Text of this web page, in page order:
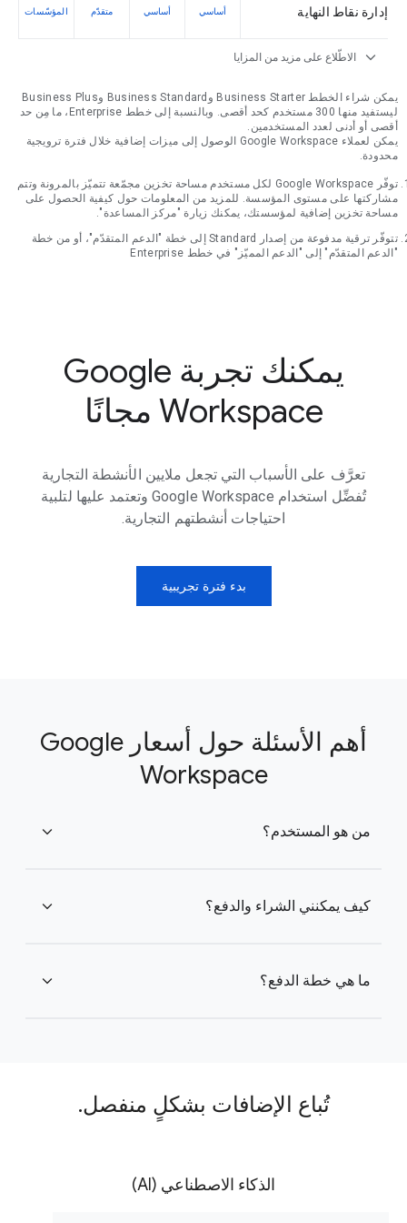
إدارة نقاط النهاية أساسي أساسي متقدّم المؤسّسات
expand_more الاطّلاع على مزيد من المزايا
يمكن شراء الخطط Business Starter وBusiness Standard وBusiness Plus
ليستفيد منها 300 مستخدم كحد أقصى. وبالنسبة إلى خطط Enterprise، ما مِن حد
أقصى أو أدنى لعدد المستخدمين.
يمكن لعملاء Google Workspace الوصول إلى ميزات إضافية خلال فترة ترويجية
محدودة.
توفّر Google Workspace لكل مستخدم مساحة تخزين مجمّعة تتميّز بالمرونة وتتم
مشاركتها على مستوى المؤسسة. للمزيد من المعلومات حول كيفية الحصول على
مساحة تخزين إضافية لمؤسستك، يمكنك زيارة "مركز المساعدة".
تتوفّر ترقية مدفوعة من إصدار Standard إلى خطة "الدعم المتقدّم"، أو من خطة
"الدعم المتقدّم" إلى "الدعم المميّز" في خطط Enterprise
يمكنك تجربة Google
Workspace مجانًا
تعرَّف على الأسباب التي تجعل ملايين الأنشطة التجارية
تُفضِّل استخدام Google Workspace وتعتمد عليها لتلبية
احتياجات أنشطتهم التجارية.
بدء فترة تجريبية
أهم الأسئلة حول أسعار Google
Workspace
من هو المستخدم؟ expand_more
كيف يمكنني الشراء والدفع؟ expand_more
ما هي خطة الدفع؟ expand_more
تُباع الإضافات بشكلٍ منفصل.
الذكاء الاصطناعي (AI)